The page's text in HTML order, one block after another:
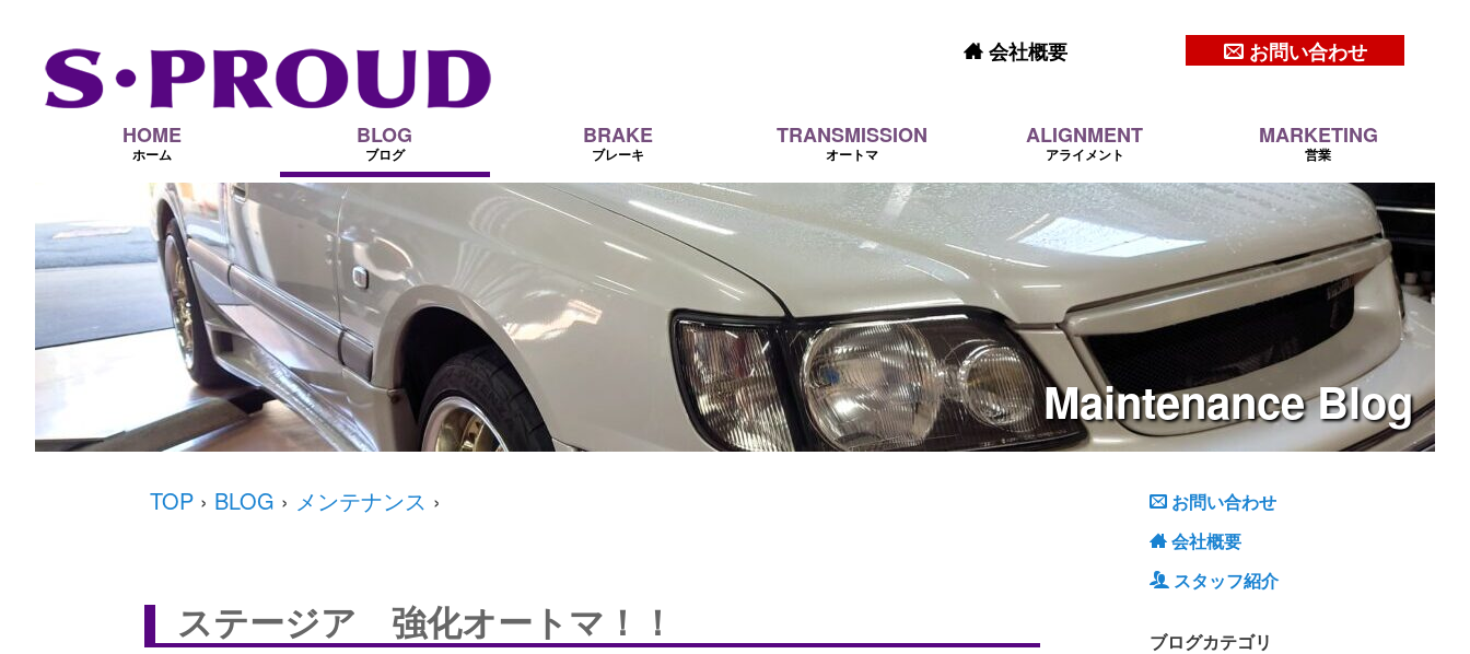
会社概要 お問い合わせ
HOME
ホーム
BLOG
ブログ
BRAKE
ブレーキ
TRANSMISSION
オートマ
ALIGNMENT
アライメント
MARKETING
営業
MaintenanceBlog
TOP › BLOG › メンテナンス ›
ステージア 強化オートマ！！
お問い合わせ
会社概要
スタッフ紹介
ブログカテゴリ